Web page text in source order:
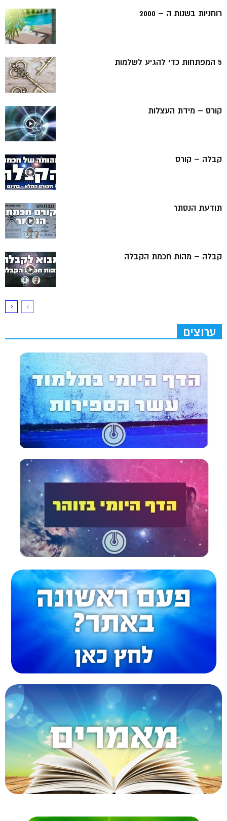
רוחניות בשנות ה – 2000
5 המפתחות כדי להגיע לשלמות
קורס – מידת העצלות
קבלה – קורס
תודעת הנסתר
קבלה – מהות חכמת הקבלה
ערוצים